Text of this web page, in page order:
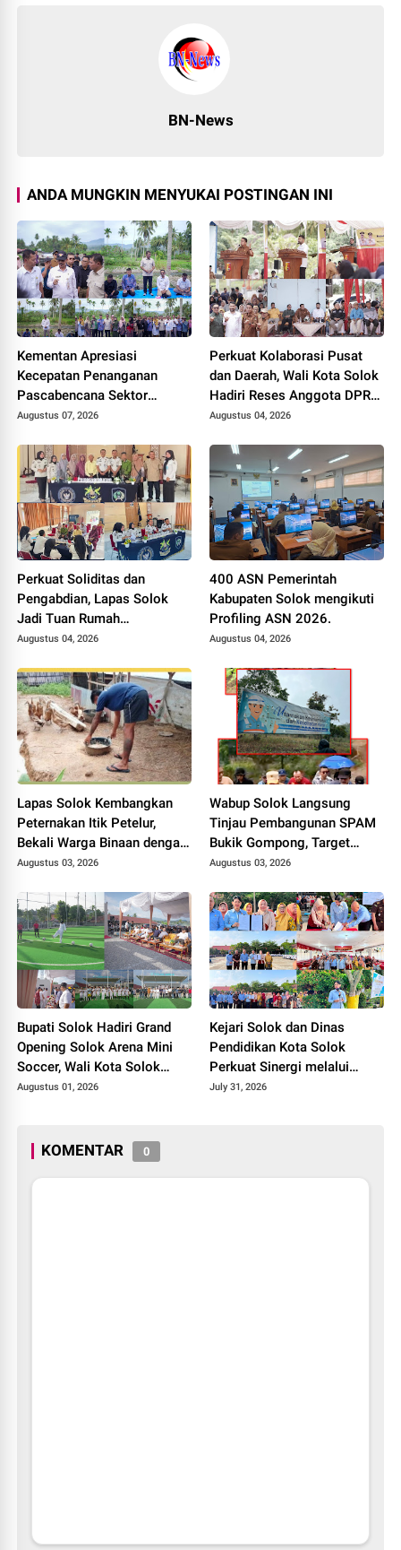
BN-News
ANDA MUNGKIN MENYUKAI POSTINGAN INI
Kementan Apresiasi
Kecepatan Penanganan
Pascabencana Sektor
Pertanian Kabupaten Solok,
dari 13 Menjadi 74 Unit.
Augustus 07, 2026
Perkuat Kolaborasi Pusat
dan Daerah, Wali Kota Solok
Hadiri Reses Anggota DPR
RI H. Zigo Rolanda
Augustus 04, 2026
Perkuat Soliditas dan
Pengabdian, Lapas Solok
Jadi Tuan Rumah
Musyawarah Pembentukan
Daerah.
Augustus 04, 2026
400 ASN Pemerintah
Kabupaten Solok mengikuti
Profiling ASN 2026.
Augustus 04, 2026
Lapas Solok Kembangkan
Peternakan Itik Petelur,
Bekali Warga Binaan dengan
Keterampilan Produktif.
Augustus 03, 2026
Wabup Solok Langsung
Tinjau Pembangunan SPAM
Bukik Gompong, Target
Rampung Akhir Oktober
Augustus 03, 2026
Bupati Solok Hadiri Grand
Opening Solok Arena Mini
Soccer, Wali Kota Solok
Resmikan Fasilitas Olahraga
Augustus 01, 2026
Kejari Solok dan Dinas
Pendidikan Kota Solok
Perkuat Sinergi melalui
Penandatanganan PKS dan
July 31, 2026
KOMENTAR 0